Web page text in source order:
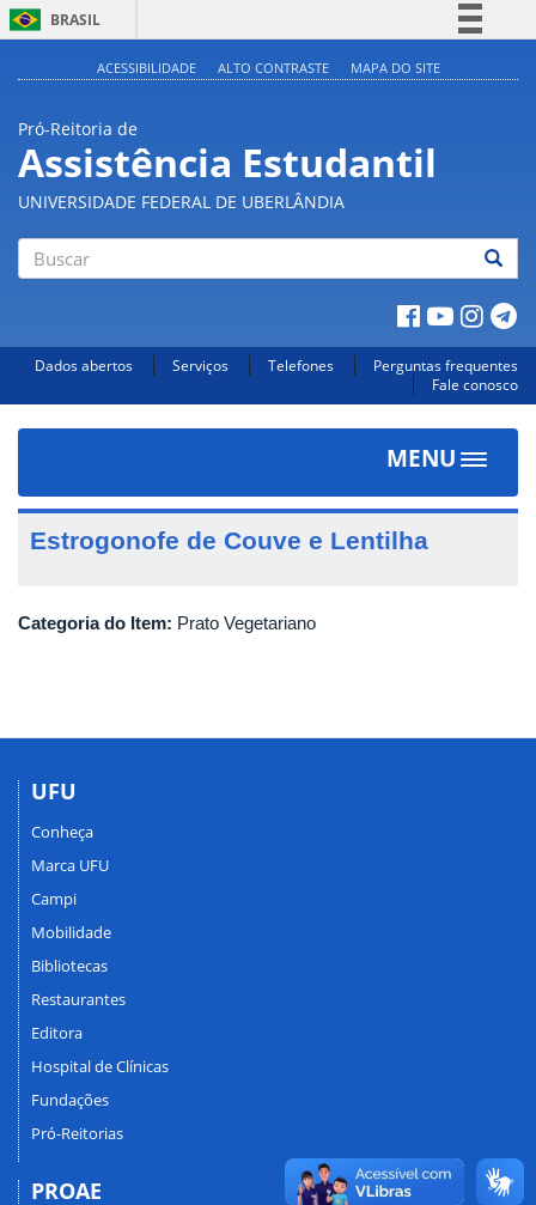
BRASIL
Acesso à informação
Legislação
Canais
ACESSIBILIDADE ALTO CONTRASTE MAPA DO SITE
Pró-Reitoria de
Assistência Estudantil
UNIVERSIDADE FEDERAL DE UBERLÂNDIA
Dados abertos Serviços Telefones
Perguntas frequentes
Fale conosco
MENU
Toggle
Estrogonofe de Couve e Lentilha
Categoria do Item: Prato Vegetariano
UFU
Conheça
Marca UFU
Campi
Mobilidade
Bibliotecas
Restaurantes
Editora
Hospital de Clínicas
Fundações
Pró-Reitorias
PROAE